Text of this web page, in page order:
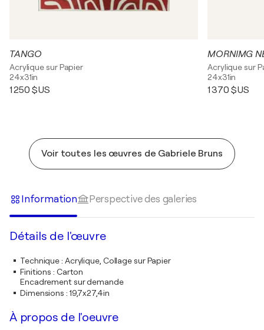
TANGO
Acrylique sur Papier
24x31in
1 250 $US
MORNIMG
Acrylique sur
24x31in
1 370 $US
Voir toutes les œuvres de Gabriele Bruns
Information Perspective des galeries
Détails de l'œuvre
Technique: Acrylique, Collage sur Papier
Finitions : Carton
Encadrement sur demande
Dimensions : 19,7x27,4in
À propos de l'oeuvre